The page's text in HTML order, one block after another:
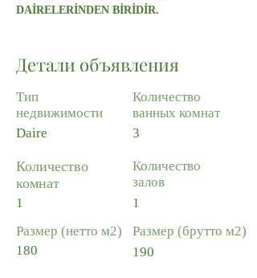
DAİRELERİNDEN BİRİDİR.
Детали объявления
Тип
недвижимости
Daire
Количество
комнат
1
Размер (нетто м2)
180
Количество
ванных комнат
3
Количество
залов
1
Размер (брутто м2)
190